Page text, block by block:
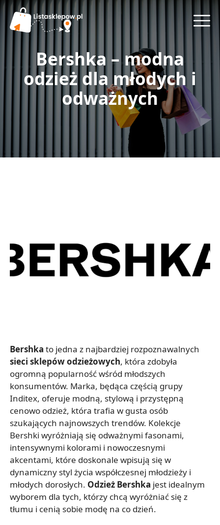
Bershka – modna
odzież dla młodych i
odważnych
Bershka to jedna z najbardziej rozpoznawalnych
sieci sklepów odzieżowych, która zdobyła
ogromną popularność wśród młodszych
konsumentów. Marka, będąca częścią grupy
Inditex, oferuje modną, stylową i przystępną
cenowo odzież, która trafia w gusta osób
szukających najnowszych trendów. Kolekcje
Bershki wyróżniają się odważnymi fasonami,
intensywnymi kolorami i nowoczesnymi
akcentami, które doskonale wpisują się w
dynamiczny styl życia współczesnej młodzieży i
młodych dorosłych. Odzież Bershka jest idealnym
wyborem dla tych, którzy chcą wyróżniać się z
tłumu i cenią sobie modę na co dzień.